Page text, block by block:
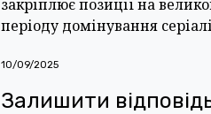
закріплює позиції на
періоду домінування
10/09/2025
Залишити